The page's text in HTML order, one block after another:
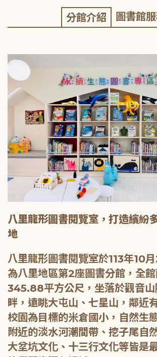
分館介紹 圖書館
八里龍形圖書閱覽室，打造繽紛
地
八里龍形圖書閱覽室於113年10
為八里地區第2座圖書分館，全
345.88平方公尺，坐落於觀音山
畔，遠眺大屯山、七星山，鄰近
校園為目標的米倉國小，自然生
附近的淡水河潮間帶、挖子尾自
大坌坑文化、十三行文化等皆是